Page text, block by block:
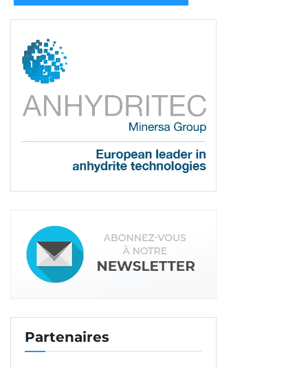
un mortier-colle à base de sulfate de calcium pour
pose de grands carreaux sans primaire, compatible
avec la Sika SyntiChape.
Tags: Mortier-colle
Chape fluide anhydrite
Cegesol
Chape fluide ciment
Partenaires